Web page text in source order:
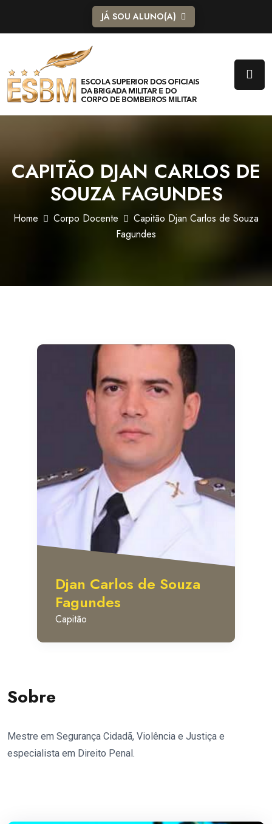
JÁ SOU ALUNO(A)
CAPITÃO DJAN CARLOS DE
SOUZA FAGUNDES
Home Corpo Docente
Capitão Djan Carlos de Souza
Fagundes
Djan Carlos de Souza
Fagundes
Capitão
Sobre
Mestre em Segurança Cidadã, Violência e Justiça e
especialista em Direito Penal.